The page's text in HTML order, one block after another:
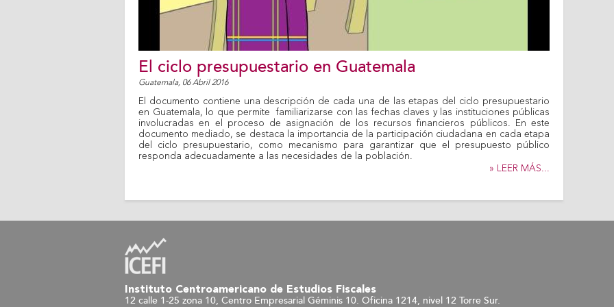
El ciclo presupuestario en Guatemala
Guatemala, 06 Abril 2016
El documento contiene una descripción de cada una de las etapas del ciclo presupuestario
en Guatemala, lo que permite familiarizarse con las fechas claves y las instituciones públicas
involucradas en el proceso de asignación de los recursos financieros públicos. En este
documento mediado, se destaca la importancia de la participación ciudadana en cada etapa
del ciclo presupuestario, como mecanismo para garantizar que el presupuesto público
responda adecuadamente a las necesidades de la población.
» LEER MÁS...
Instituto Centroamericano de Estudios Fiscales
12 calle 1-25 zona 10, Centro Empresarial Géminis 10. Oficina 1214, nivel 12 Torre Sur.